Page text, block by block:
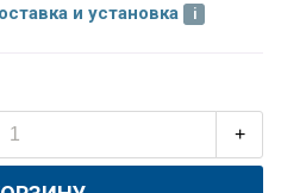
и установка
+